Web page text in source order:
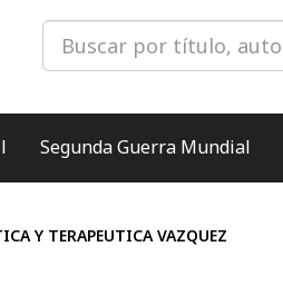
Segunda Guerra Mundial
Y TERAPEUTICA VAZQUEZ